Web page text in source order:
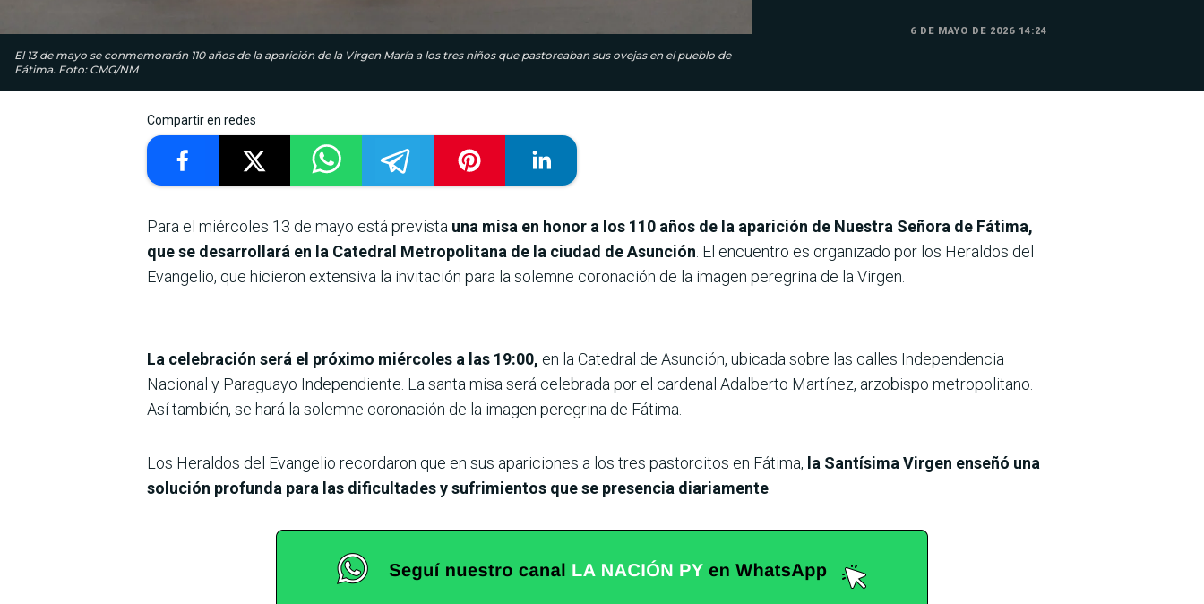
El 13 de mayo se conmemorarán 110 años de la aparición de la Virgen María a los tres niños que pastoreaban sus ovejas en el pueblo de
Fátima. Foto: CMG/NM
6 DE MAYO DE 2026 14:24
Compartir en redes
Para el miércoles 13 de mayo está prevista una misa en honor a los 110 años de la aparición de Nuestra Señora de Fátima,
que se desarrollará en la Catedral Metropolitana de la ciudad de Asunción . El encuentro es organizado por los Heraldos del
Evangelio, que hicieron extensiva la invitación para la solemne coronación de la imagen peregrina de la Virgen.
La celebración será el próximo miércoles a las 19:00, en la Catedral de Asunción, ubicada sobre las calles Independencia
Nacional y Paraguayo Independiente. La santa misa será celebrada por el cardenal Adalberto Martínez, arzobispo metropolitano.
Así también, se hará la solemne coronación de la imagen peregrina de Fátima.
Los Heraldos del Evangelio recordaron que en sus apariciones a los tres pastorcitos en Fátima, la Santísima Virgen enseñó una
solución profunda para las dificultades y sufrimientos que se presencia diariamente